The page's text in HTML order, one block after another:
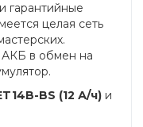
гарантийные
целая сеть
АКБ в обмен на
BS (12 А/ч) и